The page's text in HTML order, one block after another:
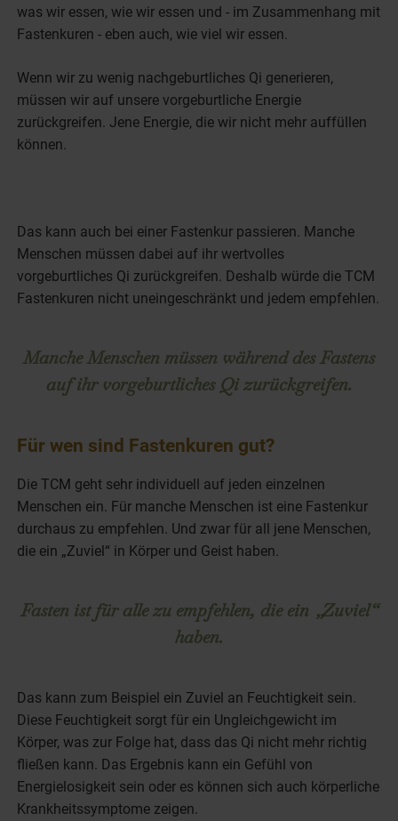
was wir essen, wie wir essen und - im Zusammenhang mit
Fastenkuren - eben auch, wie viel wir essen.
Wenn wir zu wenig nachgeburtliches Qi generieren,
müssen wir auf unsere vorgeburtliche Energie
zurückgreifen. Jene Energie, die wir nicht mehr auffüllen
können.
Das kann auch bei einer Fastenkur passieren. Manche
Menschen müssen dabei auf ihr wertvolles
vorgeburtliches Qi zurückgreifen. Deshalb würde die TCM
Fastenkuren nicht uneingeschränkt und jedem empfehlen.
Manche Menschen müssen während des Fastens
auf ihr vorgeburtliches Qi zurückgreifen.
Für wen sind Fastenkuren gut?
Die TCM geht sehr individuell auf jeden einzelnen
Menschen ein. Für manche Menschen ist eine Fastenkur
durchaus zu empfehlen. Und zwar für all jene Menschen,
die ein „Zuviel“ in Körper und Geist haben.
Fasten ist für alle zu empfehlen, die ein „Zuviel“
haben.
Das kann zum Beispiel ein Zuviel an Feuchtigkeit sein.
Diese Feuchtigkeit sorgt für ein Ungleichgewicht im
Körper, was zur Folge hat, dass das Qi nicht mehr richtig
fließen kann. Das Ergebnis kann ein Gefühl von
Energielosigkeit sein oder es können sich auch körperliche
Krankheitssymptome zeigen.